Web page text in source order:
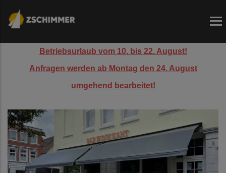
Direkt
zum
Inhalt
Betriebsurlaub vom 10. bis 22. August!
Anfragen werden ab Montag den 24. August
umgehend bearbeitet!